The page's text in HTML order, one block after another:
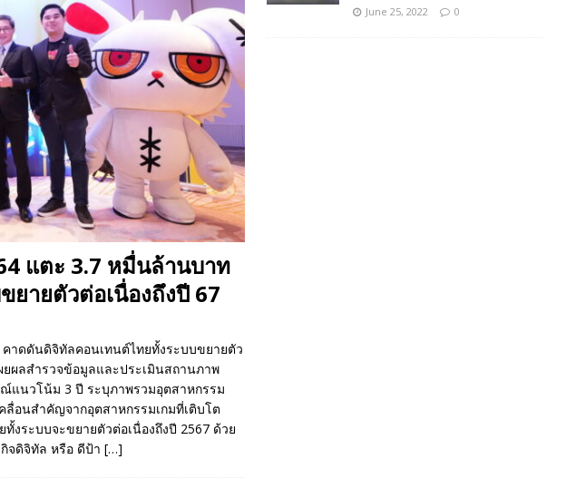
แตะ 3.7 หมื่นล้านบาท
ายตัวต่อเนื่องถึงปี 67
าดดันดิจิทัลคอนเทนต์ไทยทั้งระบบขยายตัว
ยผลสำรวจข้อมูลและประเมินสถานภาพ
แนวโน้ม 3 ปี ระบุภาพรวมอุตสาหกรรม
อนสำคัญจากอุตสาหกรรมเกมที่เติบโต
งระบบจะขยายตัวต่อเนื่องถึงปี 2567 ด้วย
จดิจิทัล หรือ ดีป้า […]
June 25, 2022 0